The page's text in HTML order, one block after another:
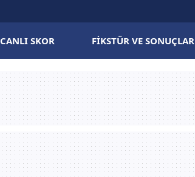
CANLI SKOR FIKSTÜR VE SONUÇLAR